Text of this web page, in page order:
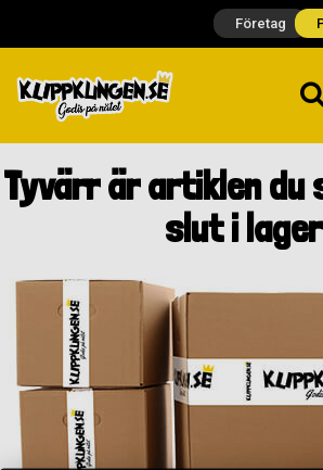
Företag
Tyvärr är artiklen du
slut i lager